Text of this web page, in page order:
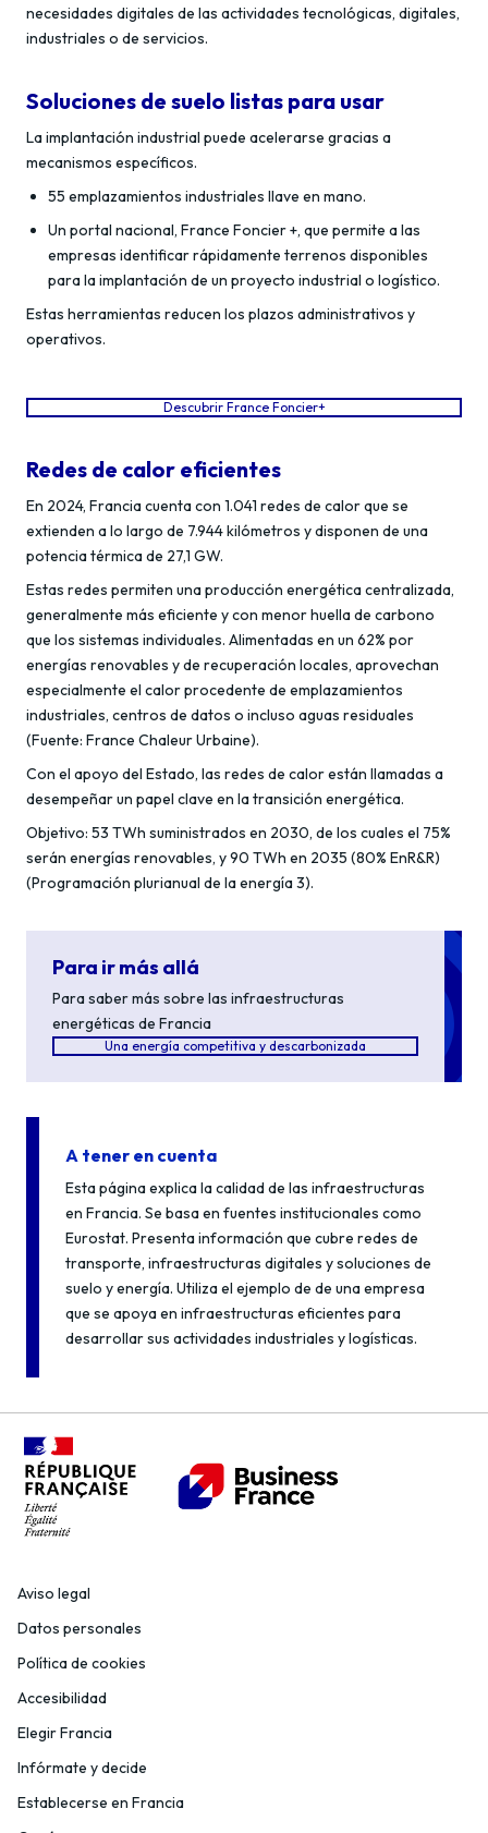
necesidades digitales de las actividades tecnológicas, digitales,
industriales o de servicios.
Soluciones de suelo listas para usar
La implantación industrial puede acelerarse gracias a
mecanismos específicos.
55 emplazamientos industriales llave en mano.
Un portal nacional, France Foncier +, que permite a las
empresas identificar rápidamente terrenos disponibles
para la implantación de un proyecto industrial o logístico.
Estas herramientas reducen los plazos administrativos y
operativos.
Descubrir France Foncier+
Redes de calor eficientes
En 2024, Francia cuenta con 1.041 redes de calor que se
extienden a lo largo de 7.944 kilómetros y disponen de una
potencia térmica de 27,1 GW.
Estas redes permiten una producción energética centralizada,
generalmente más eficiente y con menor huella de carbono
que los sistemas individuales. Alimentadas en un 62% por
energías renovables y de recuperación locales, aprovechan
especialmente el calor procedente de emplazamientos
industriales, centros de datos o incluso aguas residuales
(Fuente: France Chaleur Urbaine).
Con el apoyo del Estado, las redes de calor están llamadas a
desempeñar un papel clave en la transición energética.
Objetivo: 53 TWh suministrados en 2030, de los cuales el 75%
serán energías renovables, y 90 TWh en 2035 (80% EnR&R)
(Programación plurianual de la energía 3).
Para ir más allá
Para saber más sobre las infraestructuras
energéticas de Francia
Una energía competitiva y descarbonizada
A tener en cuenta
Esta página explica la calidad de las infraestructuras
en Francia. Se basa en fuentes institucionales como
Eurostat. Presenta información que cubre redes de
transporte, infraestructuras digitales y soluciones de
suelo y energía. Utiliza el ejemplo de de una empresa
que se apoya en infraestructuras eficientes para
desarrollar sus actividades industriales y logísticas.
Aviso legal
Datos personales
Política de cookies
Accesibilidad
Elegir Francia
Infórmate y decide
Establecerse en Francia